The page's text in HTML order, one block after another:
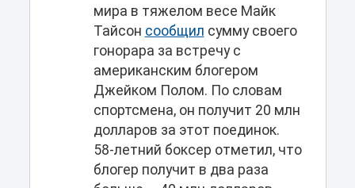
мира в тяжелом весе Майк
Тайсон сообщил сумму своего
гонорара за встречу с
американским блогером
Джейком Полом. По словам
спортсмена, он получит 20 млн
долларов за этот поединок.
58-летний боксер отметил, что
блогер получит в два раза